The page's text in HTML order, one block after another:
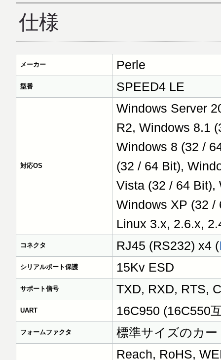
仕様
メーカー Perle
型番 SPEED4 LE
対応OS
Windows Server
R2, Windows 8.1
Windows 8 (32 /
(32 / 64 Bit),
Vista (32 / 64 Bit),
Windows XP (32 /
Linux 3.x, 2.6.x,
コネクタ RJ45 (RS232) x4 (
シリアルポート保護 15Kv ESD
サポート信号 TXD, RXD, RTS,
UART 16C950 (16C550
フォームファクタ 標準サイズのカ
Reach, RoHS,